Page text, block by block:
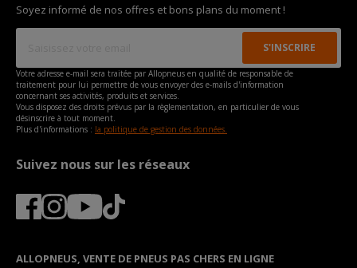
Soyez informé de nos offres et bons plans du moment !
Votre adresse e-mail sera traitée par Allopneus en qualité de responsable de
traitement pour lui permettre de vous envoyer des e-mails d'information
concernant ses activités, produits et services.
Vous disposez des droits prévus par la règlementation, en particulier de vous
désinscrire à tout moment.
Plus d'informations : la politique de gestion des données.
Suivez nous sur les réseaux
ALLOPNEUS, VENTE DE PNEUS PAS CHERS EN LIGNE